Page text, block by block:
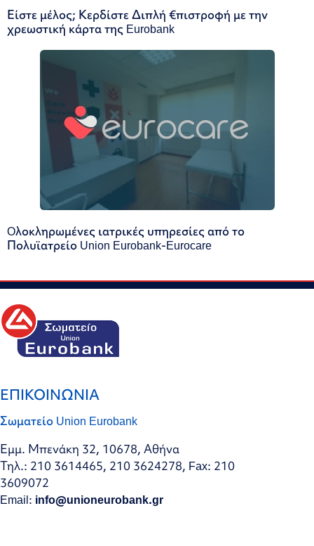
Είστε μέλος; Κερδίστε Διπλή €πιστροφή με την
χρεωστική κάρτα της Eurobank
Oλοκληρωμένες ιατρικές υπηρεσίες από το
Πολυϊατρείο Union Eurobank-Eurocare
ΕΠΙΚΟΙΝΩΝΙΑ
Σωματείο Union Eurobank
Εμμ. Μπενάκη 32, 10678, Αθήνα
Τηλ.: 210 3614465, 210 3624278, Fax: 210
3609072
Email: info@unioneurobank.gr